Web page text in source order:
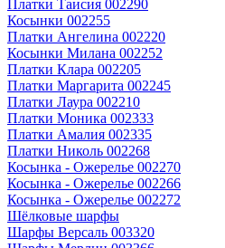
Платки Таисия 002290
Косынки 002255
Платки Ангелина 002220
Косынки Милана 002252
Платки Клара 002205
Платки Маргарита 002245
Платки Лаура 002210
Платки Моника 002333
Платки Амалия 002335
Платки Николь 002268
Косынка - Ожерелье 002270
Косынка - Ожерелье 002266
Косынка - Ожерелье 002272
Шёлковые шарфы
Шарфы Версаль 003320